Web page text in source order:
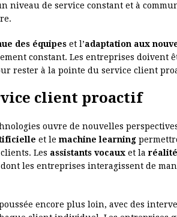
niveau de service constant et à
des équipes et l’adaptation aux
constant. Les entreprises doivent
rester à la pointe du service client
client proactif
ouvre de nouvelles
et le machine learning
Les assistants vocaux et la
les entreprises interagissent de
encore plus loin, avec des